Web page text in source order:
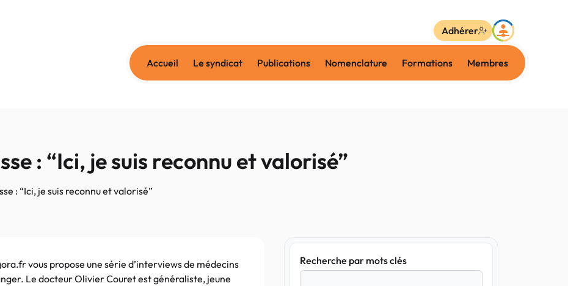
Accueil Le syndicat Publications Nomenclature Formations Membres
Adhérer
: “Ici, je suis reconnu et valorisé”
: “Ici, je suis reconnu et valorisé”
vous propose une série d’interviews de médecins
Le docteur Olivier Couret est généraliste, jeune
Recherche par mots clés